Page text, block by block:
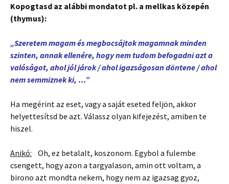
Kopogtasd az alábbi mondatot pl. a mellkas közepén
(thymus):
„Szeretem magam és megbocsájtok magamnak minden
szinten, annak ellenére, hogy nem tudom befogadni azt a
valóságot, ahol jól járok / ahol igazságosan döntene / ahol
nem semmiznek ki, …”
Ha megérint az eset, vagy a saját eseted feljön, akkor
helyettesítsd be azt. Válassz olyan kifejezést, amiben te
hiszel.
Anikó: Oh, ez betalalt, koszonom. Egybol a fulembe
csengett, hogy azon a targyalason, amin ott voltam, a
birono azt mondta nekem, hogy nem az igazsag gyoz,